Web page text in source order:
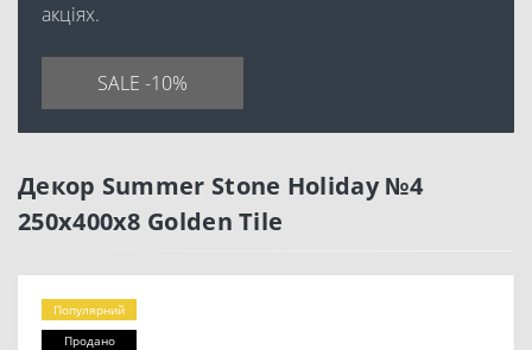
акціях.
SALE -10%
Декор Summer Stone Holiday №4
250x400x8 Golden Tile
Популярний
Продано